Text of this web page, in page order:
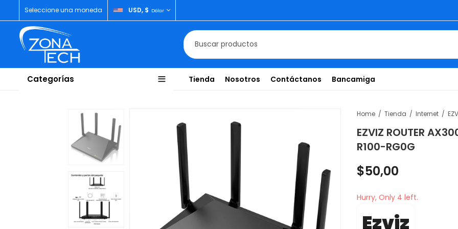
Seleccione una moneda USD, $ Dólar
Categorías Tienda Nosotros Contáctanos Bancamiga
Home Tienda Internet
EZVIZ ROUTER
R100-RG0G
$50,00
Hurry, Only 4 left.
Ezviz